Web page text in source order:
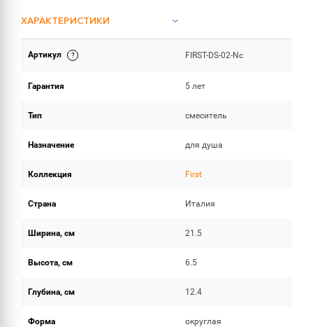
ХАРАКТЕРИСТИКИ
ОБЪЕМ ПОСТАВКИ
Артикул FIRST-DS-02-Nc
Гарантия 5 лет
Тип смеситель
Назначение для душа
Коллекция First
Страна Италия
Ширина, см 21.5
Высота, см 6.5
Глубина, см 12.4
Форма округлая